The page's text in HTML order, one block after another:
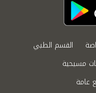
القسم الطبي
مسيحية
عامة